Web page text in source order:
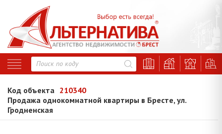
Код объекта 210340
Продажа однокомнатной квартиры в Бресте, ул.
Гродненская